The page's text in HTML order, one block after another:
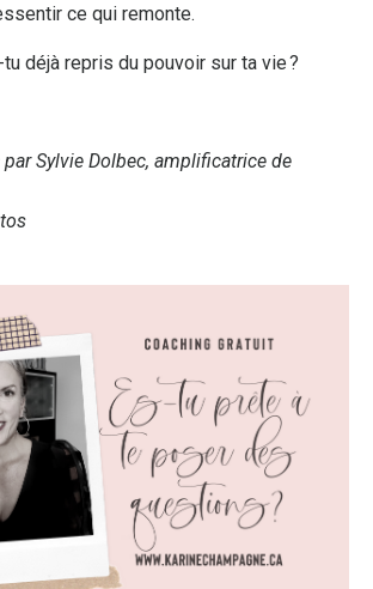
ce qui remonte.
déjà repris du pouvoir sur ta vie ?
parSylvie Dolbec, amplificatrice de